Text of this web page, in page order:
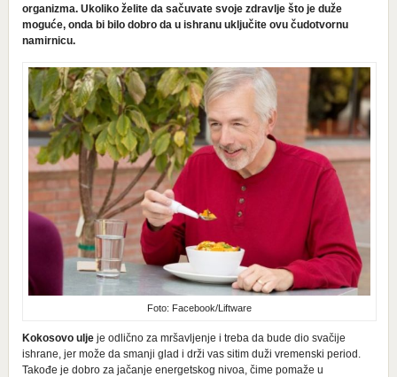
organizma. Ukoliko želite da sačuvate svoje zdravlje što je duže
moguće, onda bi bilo dobro da u ishranu uključite ovu čudotvornu
namirnicu.
Foto: Facebook/Liftware
Kokosovo uljeje odlično za mršavljenje i treba da bude dio svačije
ishrane, jer može da smanji glad i drži vas sitim duži vremenski period.
Takođe je dobro za jačanje energetskog nivoa, čime pomaže u